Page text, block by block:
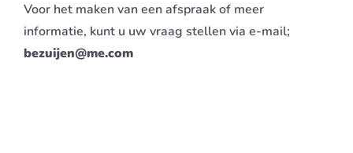
Voor het maken van een afspraak of meer
informatie, kunt u uw vraag stellen via e-mail;
bezuijen@me.com